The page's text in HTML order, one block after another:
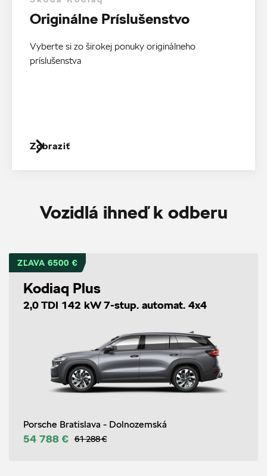
Originálne Príslušenstvo
Vyberte si zo širokej ponuky originálneho
príslušenstva
Zobraziť
Vozidlá ihneď k odberu
ZĽAVA 6500 €
Kodiaq Plus
2,0 TDI 142 kW 7-stup. automat. 4x4
Porsche Bratislava - Dolnozemská
54 788 € 61 288 €